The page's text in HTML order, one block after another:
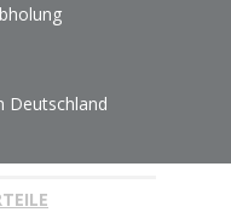
Deutschland